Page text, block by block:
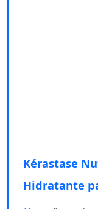
Kérastase
Hidratante